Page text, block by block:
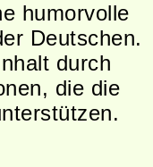
humorvolle
Deutschen.
durch
die die